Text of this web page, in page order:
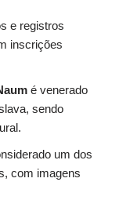
e registros
inscrições
é venerado
sendo
um dos
com imagens